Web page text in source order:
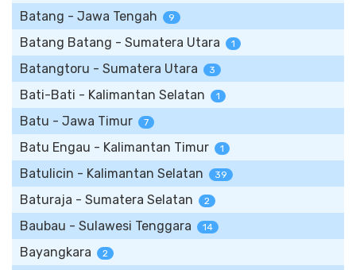
Batang - Jawa Tengah 9
Batang Batang - Sumatera Utara 1
Batangtoru - Sumatera Utara 3
Bati-Bati - Kalimantan Selatan 1
Batu - Jawa Timur 7
Batu Engau - Kalimantan Timur 1
Batulicin - Kalimantan Selatan 39
Baturaja - Sumatera Selatan 2
Baubau - Sulawesi Tenggara 14
Bayangkara 2